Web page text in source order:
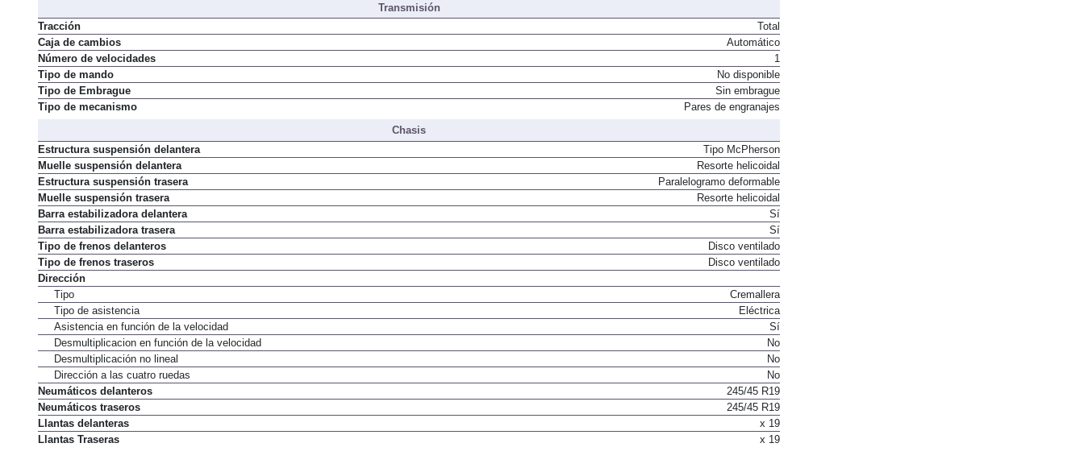
Transmisión
Tracción
Total
Caja de cambios
Automático
Número de velocidades
1
Tipo de mando
No disponible
Tipo de Embrague
Sin embrague
Tipo de mecanismo
Pares de engranajes
Chasis
Estructura suspensión delantera
Tipo McPherson
Muelle suspensión delantera
Resorte helicoidal
Estructura suspensión trasera
Paralelogramo deformable
Muelle suspensión trasera
Resorte helicoidal
Barra estabilizadora delantera
Sí
Barra estabilizadora trasera
Sí
Tipo de frenos delanteros
Disco ventilado
Tipo de frenos traseros
Disco ventilado
Dirección
Tipo
Cremallera
Tipo de asistencia
Eléctrica
Asistencia en función de la velocidad
Sí
Desmultiplicacion en función de la velocidad
No
Desmultiplicación no lineal
No
Dirección a las cuatro ruedas
No
Neumáticos delanteros
245/45 R19
Neumáticos traseros
245/45 R19
Llantas delanteras
x 19
Llantas Traseras
x 19